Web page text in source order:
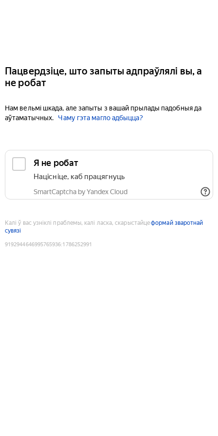
Пацвердзіце, што запыты адпраўлялі вы, а
не робат
Нам вельмі шкада, але запыты з вашай прылады падобныя да
аўтаматычных.
Чаму гэта магло адбыцца?
Я не робат
Націсніце, каб працягнуць
SmartCaptcha by Yandex Cloud
Калі ў вас узніклі праблемы, калі ласка, скарыстайцеформай зваротнай
сувязі
9192944646995765936:1786252991